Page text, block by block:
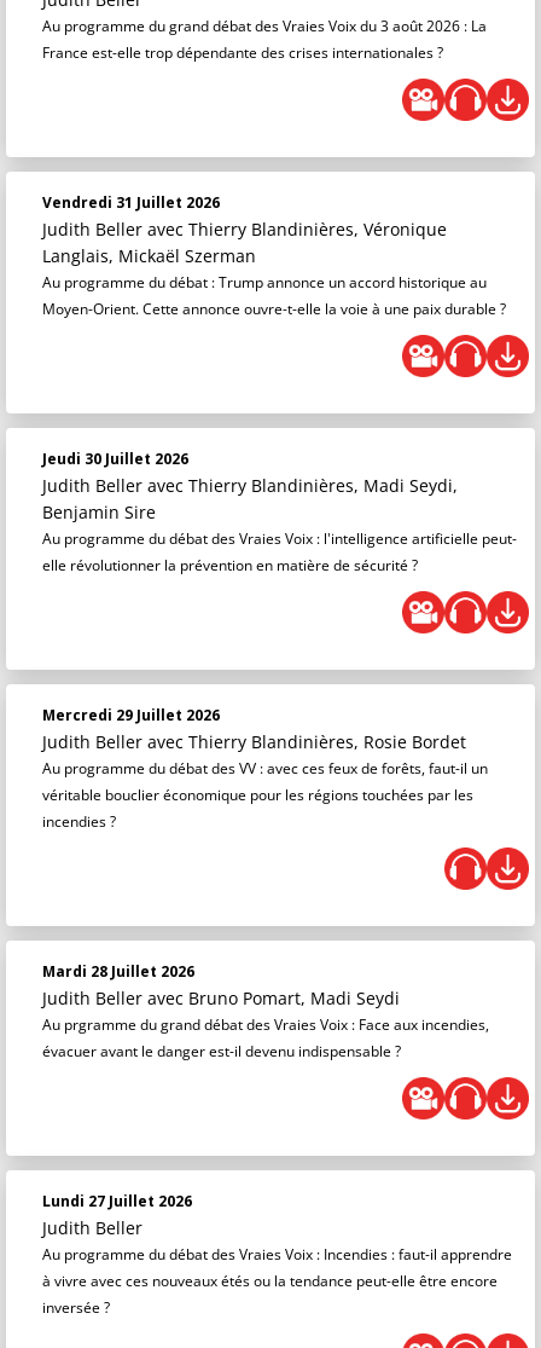
Au programme du grand débat des Vraies Voix du 3 août 2026 : La
France est-elle trop dépendante des crises internationales ?
Vendredi 31 Juillet 2026
Judith Beller avec Thierry Blandinières, Véronique
Langlais, Mickaël Szerman
Au programme du débat : Trump annonce un accord historique au
Moyen-Orient. Cette annonce ouvre-t-elle la voie à une paix durable ?
Jeudi 30 Juillet 2026
Judith Beller avec Thierry Blandinières, Madi Seydi,
Benjamin Sire
Au programme du débat des Vraies Voix : l'intelligence artificielle peut-
elle révolutionner la prévention en matière de sécurité ?
Mercredi 29 Juillet 2026
Judith Beller avec Thierry Blandinières, Rosie Bordet
Au programme du débat des VV : avec ces feux de forêts, faut-il un
véritable bouclier économique pour les régions touchées par les
incendies ?
Mardi 28 Juillet 2026
Judith Beller avec Bruno Pomart, Madi Seydi
Au prgramme du grand débat des Vraies Voix : Face aux incendies,
évacuer avant le danger est-il devenu indispensable ?
Lundi 27 Juillet 2026
Judith Beller
Au programme du débat des Vraies Voix : Incendies : faut-il apprendre
à vivre avec ces nouveaux étés ou la tendance peut-elle être encore
inversée ?